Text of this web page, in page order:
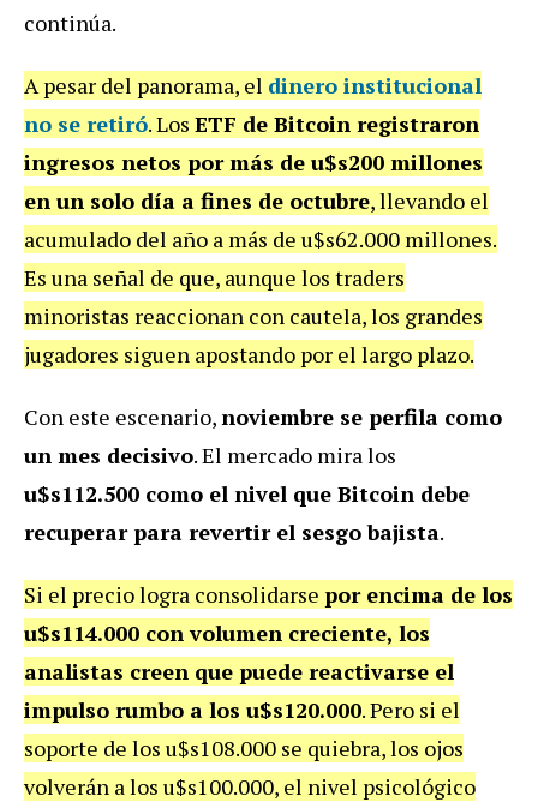
continúa.
A pesar del panorama, el dinero institucional
no se retiró. Los ETF de Bitcoin registraron
ingresos netos por más de u$s200 millones
en un solo día a fines de octubre, llevando el
acumulado del año a más de u$s62.000 millones.
Es una señal de que, aunque los traders
minoristas reaccionan con cautela, los grandes
jugadores siguen apostando por el largo plazo.
Con este escenario,noviembre se perfila como
un mes decisivo. El mercado mira los
u$s112.500 como el nivel que Bitcoin debe
recuperar para revertir el sesgo bajista.
Si el precio logra consolidarse por encima de los
u$s114.000 con volumen creciente, los
analistas creen que puede reactivarse el
impulso rumbo a los u$s120.000. Pero si el
soporte de los u$s108.000 se quiebra, los ojos
volverán a los u$s100.000, el nivel psicológico